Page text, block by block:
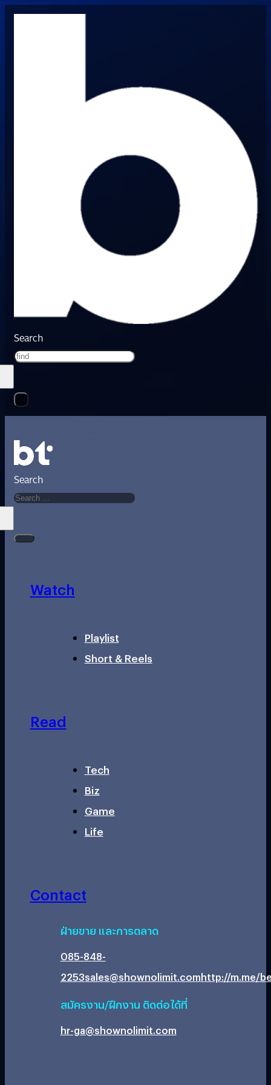
Search
Search
Watch
Playlist
Short & Reels
Read
Tech
Biz
Game
Life
Contact
ฝ่ายขาย และการตลาด
085-848-
2253sales@shownolimit.comhttp://m.me/
สมัครงาน/ฝึกงาน ติดต่อได้ที่
hr-ga@shownolimit.com